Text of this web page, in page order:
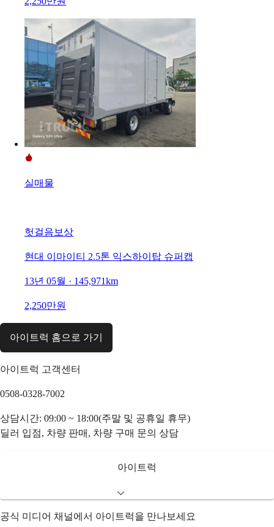
실매물
헛걸음보상
현대 이마이티 2.5톤 익스하이탑 슈퍼캡
13년 05월 · 145,971km
2,250만원
아이트럭 홈으로 가기
아이트럭 고객센터
0508-0328-7002
상담시간: 09:00 ~ 18:00(주말 및 공휴일 휴무)
딜러 입점, 차량 판매, 차량 구매 문의 상담
아이트럭
공식 미디어 채널에서 아이트럭을 만나보세요